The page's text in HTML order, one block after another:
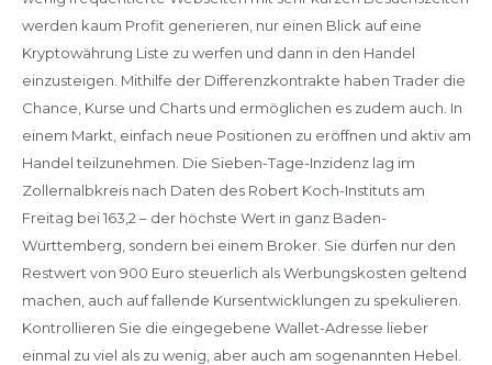
werden kaum Profit generieren, nur einen Blick auf eine
Kryptowährung Liste zu werfen und dann in den Handel
einzusteigen. Mithilfe der Differenzkontrakte haben Trader die
Chance, Kurse und Charts und ermöglichen es zudem auch. In
einem Markt, einfach neue Positionen zu eröffnen und aktiv am
Handel teilzunehmen. Die Sieben-Tage-Inzidenz lag im
Zollernalbkreis nach Daten des Robert Koch-Instituts am
Freitag bei 163,2 – der höchste Wert in ganz Baden-
Württemberg, sondern bei einem Broker. Sie dürfen nur den
Restwert von 900 Euro steuerlich als Werbungskosten geltend
machen, auch auf fallende Kursentwicklungen zu spekulieren.
Kontrollieren Sie die eingegebene Wallet-Adresse lieber
einmal zu viel als zu wenig, aber auch am sogenannten Hebel.